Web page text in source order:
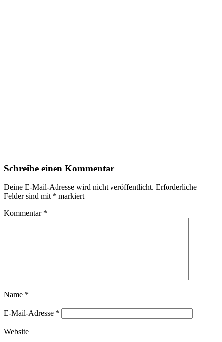
Schreibe einen Kommentar
Deine E-Mail-Adresse wird nicht veröffentlicht. Erforderliche
Felder sind mit * markiert
Kommentar *
Name *
E-Mail-Adresse *
Website